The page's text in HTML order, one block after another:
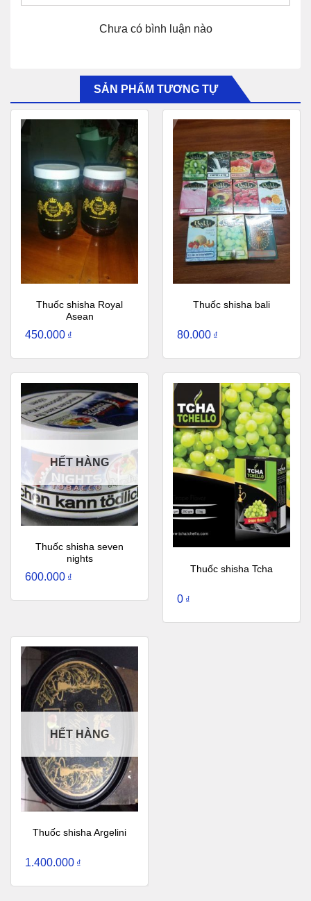
Chưa có bình luận nào
SẢN PHẨM TƯƠNG TỰ
Thuốc shisha Royal
Asean
450.000 ₫
Thuốc shisha bali
80.000 ₫
HẾT HÀNG
Thuốc shisha seven
nights
600.000 ₫
Thuốc shisha Tcha
0 ₫
HẾT HÀNG
Thuốc shisha Argelini
1.400.000 ₫